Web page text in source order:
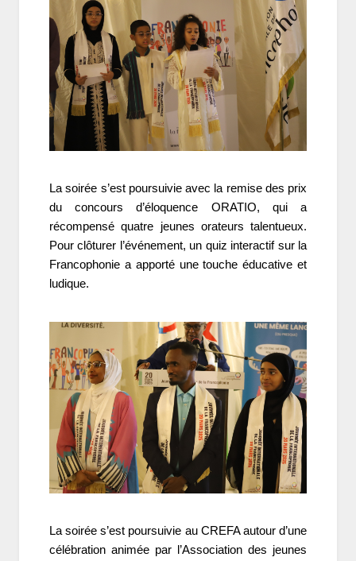
La soirée s’est poursuivie avec la remise des prix
du concours d’éloquence ORATIO, qui a
récompensé quatre jeunes orateurs talentueux.
Pour clôturer l’événement, un quiz interactif sur la
Francophonie a apporté une touche éducative et
ludique.
La soirée s’est poursuivie au CREFA autour d’une
célébration animée par l’Association des jeunes